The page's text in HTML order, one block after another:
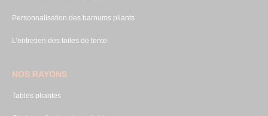
Personnalisation des barnums pliants
L'entretien des toiles de tente
NOS RAYONS
Tables pliantes